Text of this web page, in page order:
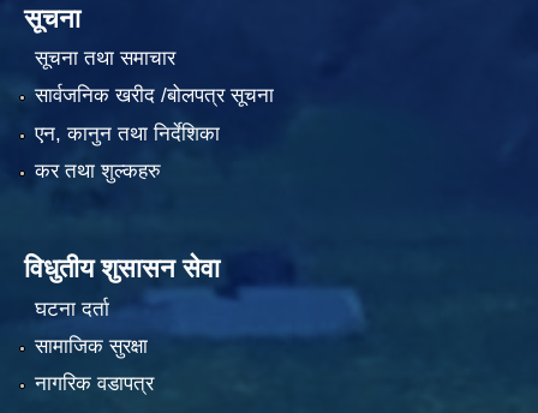
सूचना
सूचना तथा समाचार
सार्वजनिक खरीद /बोलपत्र सूचना
एन, कानुन तथा निर्देशिका
कर तथा शुल्कहरु
विधुतीय शुसासन सेवा
घटना दर्ता
सामाजिक सुरक्षा
नागरिक वडापत्र